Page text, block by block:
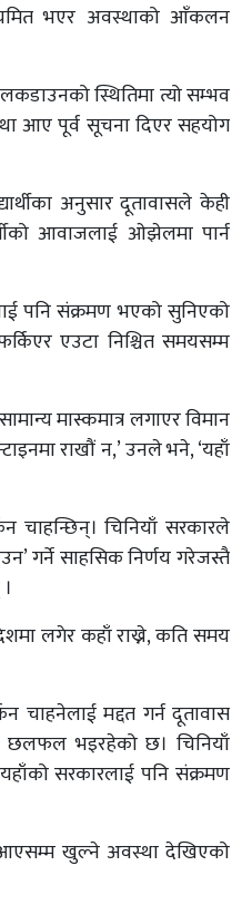
भएर अवस्थाको आँकलन
स्थितिमा त्यो सम्भव
आए पूर्व सूचना दिएर सहयोग
अनुसार दूतावासले केही
आवाजलाई ओझेलमा पार्न
पनि संक्रमण भएको सुनिएको
एउटा निश्चित समयसम्म
मास्कमात्र लगाएर विमान
राखौं न,’ उनले भने, ‘यहाँ
चाहन्छिन्। चिनियाँ सरकारले
गर्ने साहसिक निर्णय गरेजस्तै
लगेर कहाँ राख्ने, कति समय
चाहनेलाई मद्दत गर्न दूतावास
छलफल भइरहेको छ। चिनियाँ
सरकारलाई पनि संक्रमण
खुल्ने अवस्था देखिएको